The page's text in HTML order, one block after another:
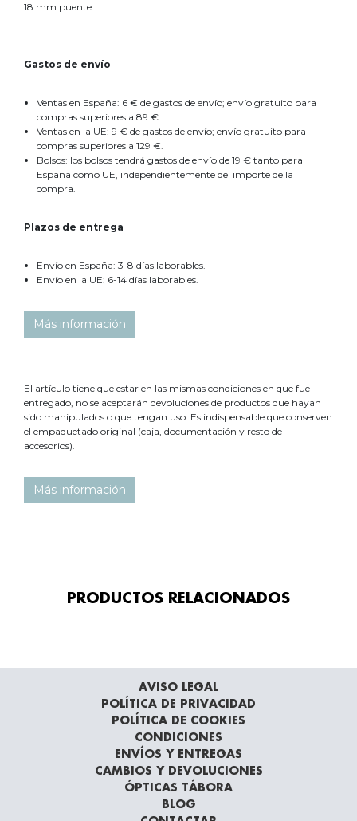
18 mm puente
Gastos de envío
Ventas en España: 6 € de gastos de envío; envío gratuito para
compras superiores a 89 €.
Ventas en la UE: 9 € de gastos de envío; envío gratuito para
compras superiores a 129 €.
Bolsos: los bolsos tendrá gastos de envío de 19 € tanto para
España como UE, independientemente del importe de la
compra.
Plazos de entrega
Envío en España: 3-8 días laborables.
Envío en la UE: 6-14 días laborables.
Más información
El artículo tiene que estar en las mismas condiciones en que fue
entregado, no se aceptarán devoluciones de productos que hayan
sido manipulados o que tengan uso. Es indispensable que conserven
el empaquetado original (caja, documentación y resto de
accesorios).
Más información
PRODUCTOS RELACIONADOS
AVISO LEGAL
POLÍTICA DE PRIVACIDAD
POLÍTICA DE COOKIES
CONDICIONES
ENVÍOS Y ENTREGAS
CAMBIOS Y DEVOLUCIONES
ÓPTICAS TÁBORA
BLOG